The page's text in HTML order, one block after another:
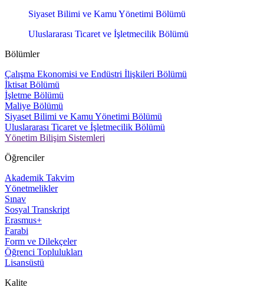
Siyaset Bilimi ve Kamu Yönetimi Bölümü
Uluslararası Ticaret ve İşletmecilik Bölümü
Bölümler
Çalışma Ekonomisi ve Endüstri İlişkileri Bölümü
İktisat Bölümü
İşletme Bölümü
Maliye Bölümü
Siyaset Bilimi ve Kamu Yönetimi Bölümü
Uluslararası Ticaret ve İşletmecilik Bölümü
Yönetim Bilişim Sistemleri
Öğrenciler
Akademik Takvim
Yönetmelikler
Sınav
Sosyal Transkript
Erasmus+
Farabi
Form ve Dilekçeler
Öğrenci Toplulukları
Lisansüstü
Kalite